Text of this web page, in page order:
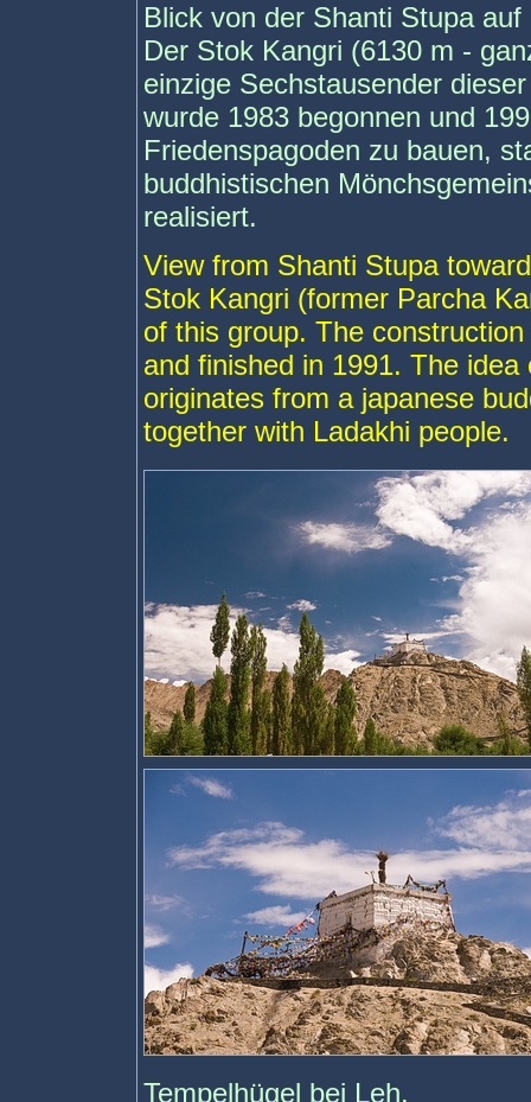
Blick von der Shanti Stupa
Der Stok Kangri (6130 m -
einzige Sechstausender
wurde 1983 begonnen und
Friedenspagoden zu bauen,
buddhistischen
realisiert.
View from Shanti Stupa
Stok Kangri (former Parcha
of this group. The
and finished in 1991. The
originates from a japanese
together with Ladakhi people.
Tempelhügel bei Leh.